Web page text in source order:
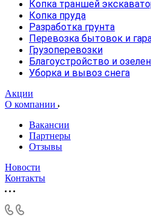
Копка траншей
Копка пруда
Разработка грунта
Перевозка бытовок и
Грузоперевозки
Благоустройство и
Уборка и вывоз снега
Акции
О компании
Вакансии
Партнеры
Отзывы
Новости
Контакты